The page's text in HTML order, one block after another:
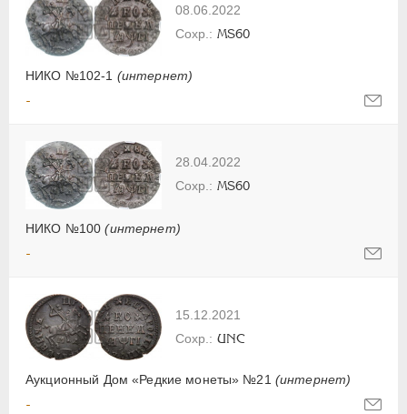
08.06.2022
НИКО №102-1 (интернет)
MS60
-
28.04.2022
НИКО №100(интернет)
MS60
-
15.12.2021
Аукционный Дом «Редкие монеты» №21 (интернет)
UNC
-